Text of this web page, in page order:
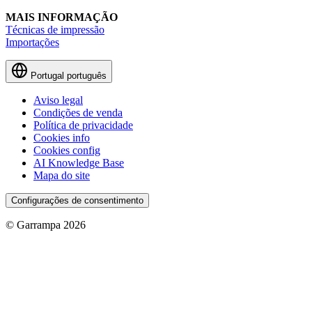
MAIS INFORMAÇÃO
Técnicas de impressão
Importações
Portugal português
Aviso legal
Condições de venda
Política de privacidade
Cookies info
Cookies config
AI Knowledge Base
Mapa do site
Configurações de consentimento
© Garrampa 2026